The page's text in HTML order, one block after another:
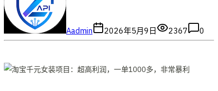
Aadmin 2026年5月9日 2367 0